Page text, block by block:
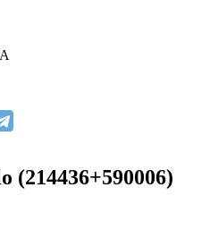
(214436+590006)